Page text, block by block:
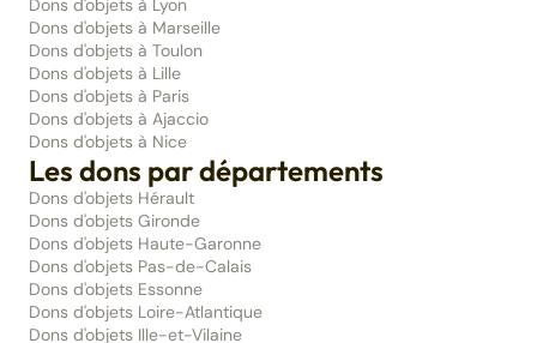
Dons d'objets à Lyon
Dons d'objets à Marseille
Dons d'objets à Toulon
Dons d'objets à Lille
Dons d'objets à Paris
Dons d'objets à Ajaccio
Dons d'objets à Nice
Les dons par départements
Dons d'objets Hérault
Dons d'objets Gironde
Dons d'objets Haute-Garonne
Dons d'objets Pas-de-Calais
Dons d'objets Essonne
Dons d'objets Loire-Atlantique
Dons d'objets Ille-et-Vilaine